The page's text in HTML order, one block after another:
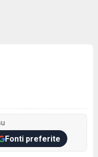
Fonti preferite